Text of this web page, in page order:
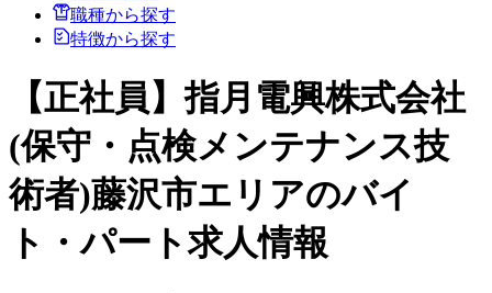
職種から探す
特徴から探す
【正社員】指月電興株式会社
(保守・点検メンテナンス技
術者)藤沢市エリアのバイ
ト・パート求人情報